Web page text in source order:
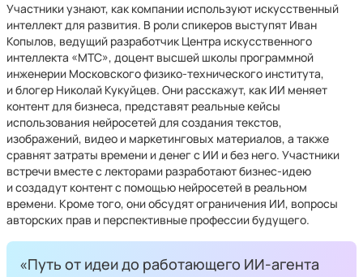
Участники узнают, как компании используют искусственный
интеллект для развития. В роли спикеров выступят Иван
Копылов, ведущий разработчик Центра искусственного
интеллекта «МТС», доцент высшей школы программной
инженерии Московского физико-технического института,
и блогер Николай Кукуйцев. Они расскажут, как ИИ меняет
контент для бизнеса, представят реальные кейсы
использования нейросетей для создания текстов,
изображений, видео и маркетинговых материалов, а также
сравнят затраты времени и денег с ИИ и без него. Участники
встречи вместе с лекторами разработают бизнес-идею
и создадут контент с помощью нейросетей в реальном
времени. Кроме того, они обсудят ограничения ИИ, вопросы
авторских прав и перспективные профессии будущего.
«Путь от идеи до работающего ИИ-агента